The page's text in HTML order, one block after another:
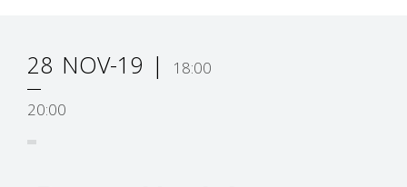
28 NOV-19
18:00
20:00